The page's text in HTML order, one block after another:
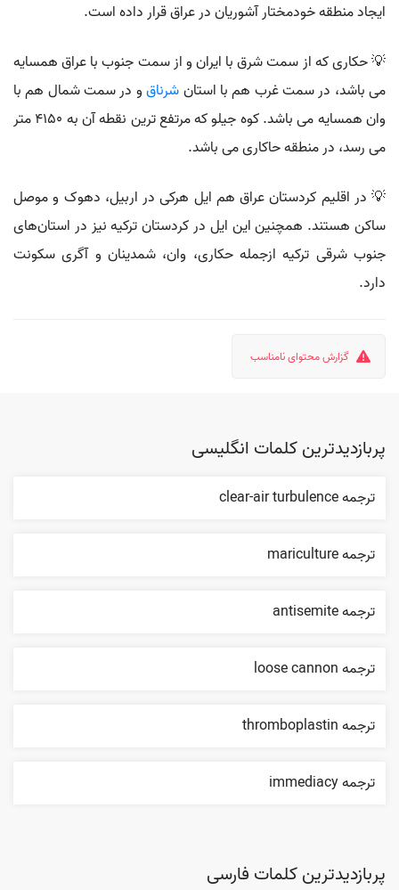
ایجاد منطقه خودمختار آشوریان در عراق قرار داده است.
💡 حکاری که از سمت شرق با ایران و از سمت جنوب با عراق همسایه
می باشد، در سمت غرب هم با استانشرناقو در سمت شمال هم با
وان همسایه می باشد. کوه جیلو که مرتفع ترین نقطه آن به ۴۱۵۰ متر
می رسد، در منطقه حاکاری می باشد.
💡 در اقلیم کردستان عراق هم ایل هرکی در اربیل، دهوک و موصل
ساکن هستند. همچنین این ایل در کردستان ترکیه نیز در استان‌های
جنوب شرقی ترکیه ازجمله حکاری، وان، شمدینان و آگری سکونت
دارد.
گزارش محتوای نامناسب
پربازدیدترین کلمات انگلیسی
ترجمه clear-air turbulence
ترجمه mariculture
ترجمه antisemite
ترجمه loose cannon
ترجمه thromboplastin
ترجمه immediacy
پربازدیدترین کلمات فارسی